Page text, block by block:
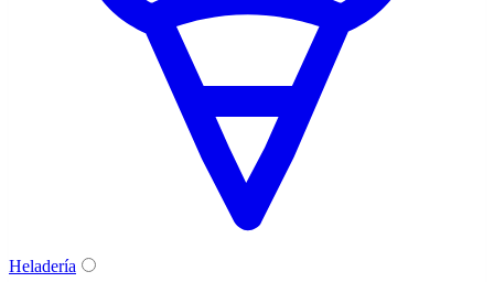
Heladería